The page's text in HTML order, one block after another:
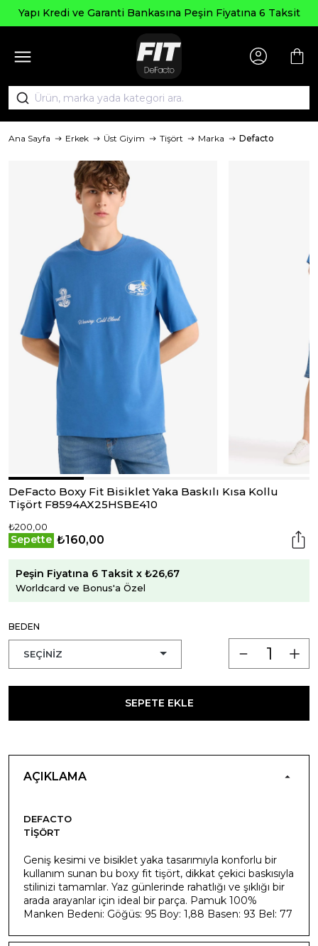
Yapı Kredi ve Garanti Bankasına Peşin Fiyatına 6 Taksit
Ana Sayfa Erkek Üst Giyim Tişört Marka Defacto
DeFacto Boxy Fit Bisiklet Yaka Baskılı Kısa Kollu
Tişört F8594AX25HSBE410
₺200,00
Sepette ₺160,00
Peşin Fiyatına 6 Taksit x ₺26,67
Worldcard ve Bonus'a Özel
BEDEN
SEPETE EKLE
AÇIKLAMA
DEFACTO
TIŞÖRT
Geniş kesimi ve bisiklet yaka tasarımıyla konforlu bir
kullanım sunan bu boxy fit tişört, dikkat çekici baskısıyla
stilinizi tamamlar. Yaz günlerinde rahatlığı ve şıklığı bir
arada arayanlar için ideal bir parça. Pamuk 100%
Manken Bedeni: Göğüs: 95 Boy: 1,88 Basen: 93 Bel: 77